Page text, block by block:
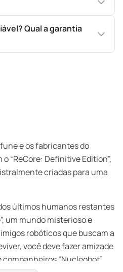
Qual a garantia
e os fabricantes do
“ReCore: Definitive Edition”,
criadas para uma
últimos humanos restantes
um mundo misterioso e
robóticos que buscam a
você deve fazer amizade
“Nucleobot”,